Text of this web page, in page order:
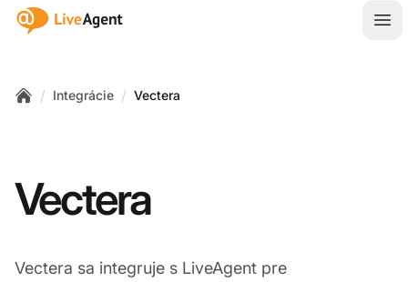
:site.title
/ Integrácie / Vectera
Vectera
Vectera sa integruje s LiveAgent pre